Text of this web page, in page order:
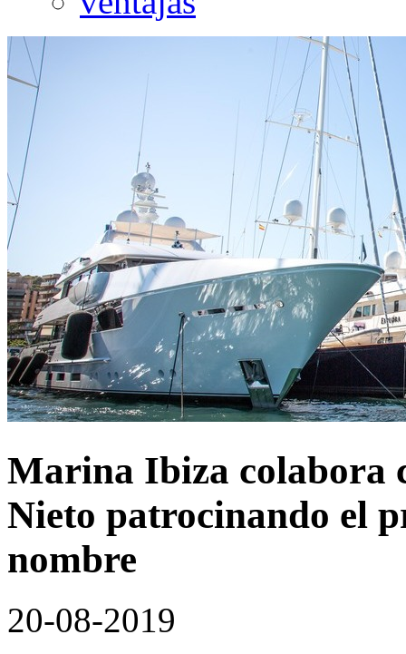
Marina Ibiza colabora
Nieto patrocinando el
nombre
20-08-2019